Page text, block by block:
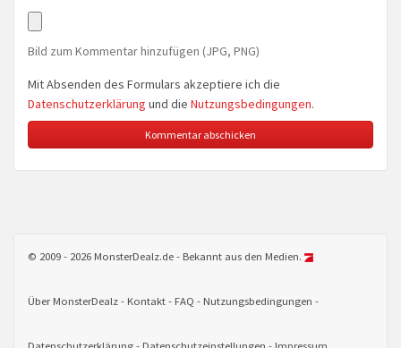
Bild zum Kommentar hinzufügen (JPG, PNG)
Mit Absenden des Formulars akzeptiere ich die
Datenschutzerklärung und die Nutzungsbedingungen.
© 2009 - 2026 MonsterDealz.de - Bekannt aus den Medien.
Über MonsterDealz Kontakt FAQ Nutzungsbedingungen